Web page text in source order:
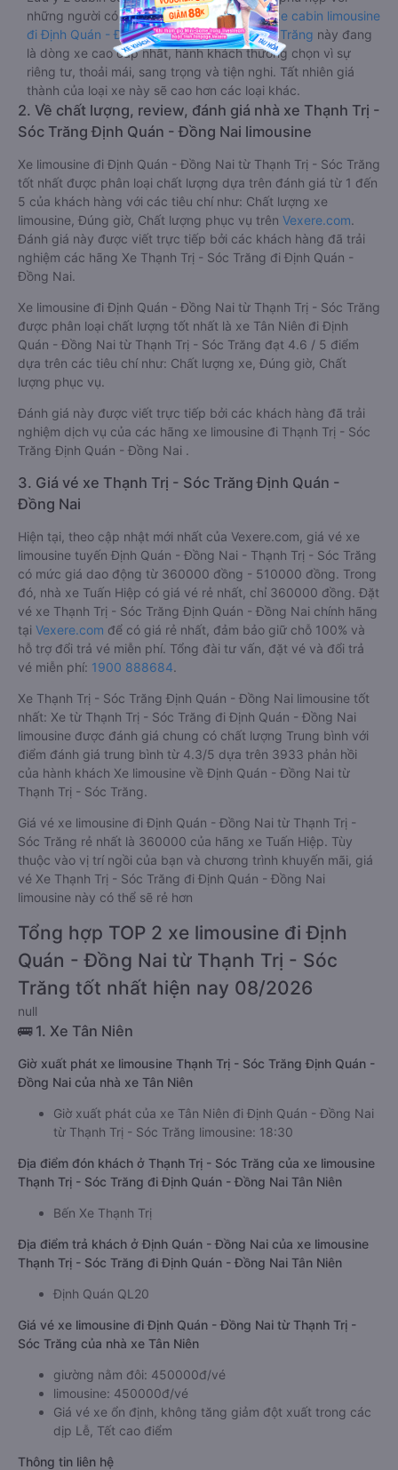
những người có thân hình nhỏ nhắn. Dòngxe cabin limousine
đi Định Quán - Đồng Nai từ Thạnh Trị - Sóc Trăng này đang
là dòng xe cao cấp nhất, hành khách thường chọn vì sự
riêng tư, thoải mái, sang trọng và tiện nghi. Tất nhiên giá
thành của loại xe này sẽ cao hơn các loại khác.
2. Về chất lượng, review, đánh giá nhà xe Thạnh Trị -
Sóc Trăng Định Quán - Đồng Nai limousine
Xe limousine đi Định Quán - Đồng Nai từ Thạnh Trị - Sóc Trăng
tốt nhất được phân loại chất lượng dựa trên đánh giá từ 1 đến
5 của khách hàng với các tiêu chí như: Chất lượng xe
limousine, Đúng giờ, Chất lượng phục vụ trên Vexere.com.
Đánh giá này được viết trực tiếp bởi các khách hàng đã trải
nghiệm các hãng Xe Thạnh Trị - Sóc Trăng đi Định Quán -
Đồng Nai.
Xe limousine đi Định Quán - Đồng Nai từ Thạnh Trị - Sóc Trăng
được phân loại chất lượng tốt nhất là xe Tân Niên đi Định
Quán - Đồng Nai từ Thạnh Trị - Sóc Trăng đạt 4.6 / 5 điểm
dựa trên các tiêu chí như: Chất lượng xe, Đúng giờ, Chất
lượng phục vụ.
Đánh giá này được viết trực tiếp bởi các khách hàng đã trải
nghiệm dịch vụ của các hãng xe limousine đi Thạnh Trị - Sóc
Trăng Định Quán - Đồng Nai .
3. Giá vé xe Thạnh Trị - Sóc Trăng Định Quán -
Đồng Nai
Hiện tại, theo cập nhật mới nhất của Vexere.com, giá vé xe
limousine tuyến Định Quán - Đồng Nai - Thạnh Trị - Sóc Trăng
có mức giá dao động từ 360000 đồng - 510000 đồng. Trong
đó, nhà xe Tuấn Hiệp có giá vé rẻ nhất, chỉ 360000 đồng. Đặt
vé xe Thạnh Trị - Sóc Trăng Định Quán - Đồng Nai chính hãng
tại Vexere.com để có giá rẻ nhất, đảm bảo giữ chỗ 100% và
hỗ trợ đổi trả vé miễn phí. Tổng đài tư vấn, đặt vé và đổi trả
vé miễn phí: 1900 888684.
Xe Thạnh Trị - Sóc Trăng Định Quán - Đồng Nai limousine tốt
nhất: Xe từ Thạnh Trị - Sóc Trăng đi Định Quán - Đồng Nai
limousine được đánh giá chung có chất lượng Trung bình với
điểm đánh giá trung bình từ 4.3/5 dựa trên 3933 phản hồi
của hành khách Xe limousine về Định Quán - Đồng Nai từ
Thạnh Trị - Sóc Trăng.
Giá vé xe limousine đi Định Quán - Đồng Nai từ Thạnh Trị -
Sóc Trăng rẻ nhất là 360000 của hãng xe Tuấn Hiệp. Tùy
thuộc vào vị trí ngồi của bạn và chương trình khuyến mãi, giá
vé Xe Thạnh Trị - Sóc Trăng đi Định Quán - Đồng Nai
limousine này có thể sẽ rẻ hơn
Tổng hợp TOP 2 xe limousine đi Định
Quán - Đồng Nai từ Thạnh Trị - Sóc
Trăng tốt nhất hiện nay 08/2026
null
🚌 1. Xe Tân Niên
Giờ xuất phát xe limousine Thạnh Trị - Sóc Trăng Định Quán -
Đồng Nai của nhà xe Tân Niên
Giờ xuất phát của xe Tân Niên đi Định Quán - Đồng Nai
từ Thạnh Trị - Sóc Trăng limousine: 18:30
Địa điểm đón khách ở Thạnh Trị - Sóc Trăng của xe limousine
Thạnh Trị - Sóc Trăng đi Định Quán - Đồng Nai Tân Niên
Bến Xe Thạnh Trị
Địa điểm trả khách ở Định Quán - Đồng Nai của xe limousine
Thạnh Trị - Sóc Trăng đi Định Quán - Đồng Nai Tân Niên
Định Quán QL20
Giá vé xe limousine đi Định Quán - Đồng Nai từ Thạnh Trị -
Sóc Trăng của nhà xe Tân Niên
giường nằm đôi: 450000đ/vé
limousine: 450000đ/vé
Giá vé xe ổn định, không tăng giảm đột xuất trong các
dịp Lễ, Tết cao điểm
Thông tin liên hệ